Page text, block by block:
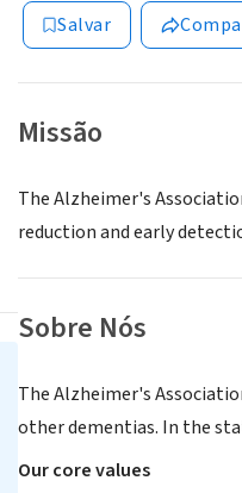
Salvar
Missão
The Alzheimer's
reduction and early
Sobre Nós
The Alzheimer's
other dementias. In the
Our core values